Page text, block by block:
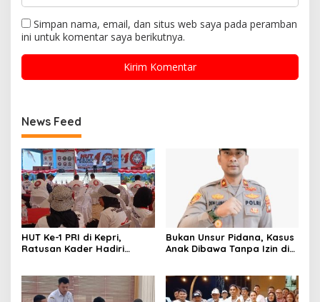
Simpan nama, email, dan situs web saya pada peramban
ini untuk komentar saya berikutnya.
News Feed
HUT Ke-1 PRI di Kepri,
Ratusan Kader Hadiri
Bukan Unsur Pidana, Kasus
Anak Dibawa Tanpa Izin di